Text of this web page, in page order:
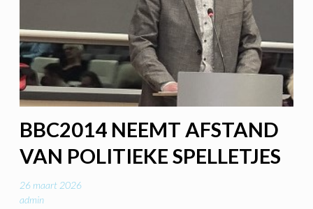
BBC2014 NEEMT AFSTAND
VAN POLITIEKE SPELLETJES
26 maart 2026
admin